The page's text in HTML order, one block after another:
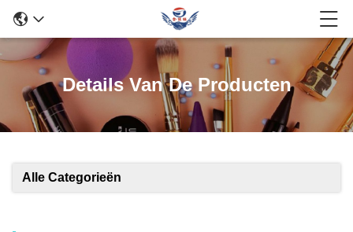
Details Van De Producten
Alle Categorieën